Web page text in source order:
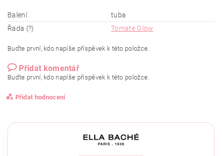
Balení
tuba
Řada (?)
Tomate Glow
Buďte první, kdo napíše příspěvek k této položce.
Přidat komentář
Buďte první, kdo napíše příspěvek k této položce.
Přidat hodnocení